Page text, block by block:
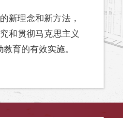
新理念和新方法，
和贯彻马克思主义
育的有效实施。